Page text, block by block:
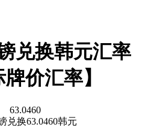
兑换韩元汇率
牌价汇率】
63.0460
兑换63.0460韩元